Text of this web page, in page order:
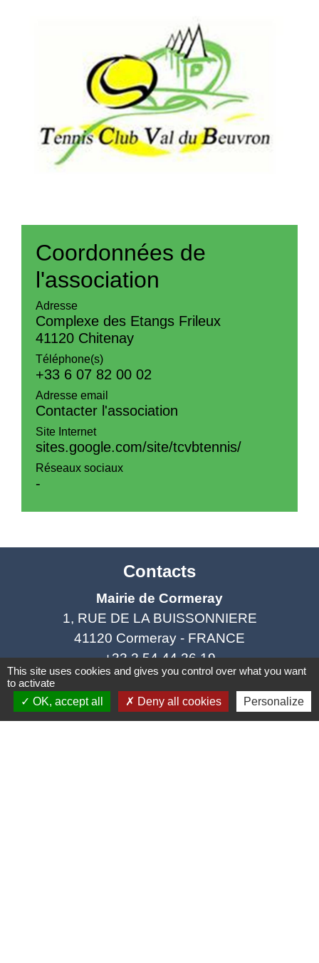
Coordonnées de
l'association
Adresse
Complexe des Etangs Frileux
41120 Chitenay
Téléphone(s)
+33 6 07 82 00 02
Adresse email
Contacter l'association
Site Internet
sites.google.com/site/tcvbtennis/
Réseaux sociaux
-
Contacts
Mairie de Cormeray
1, RUE DE LA BUISSONNIERE
41120 Cormeray - FRANCE
+33 2 54 44 26 19
Ouverture de la Mairie au Public :
This site uses cookies and gives you control over what you want
to activate
OK, accept all
Deny all cookies Personalize